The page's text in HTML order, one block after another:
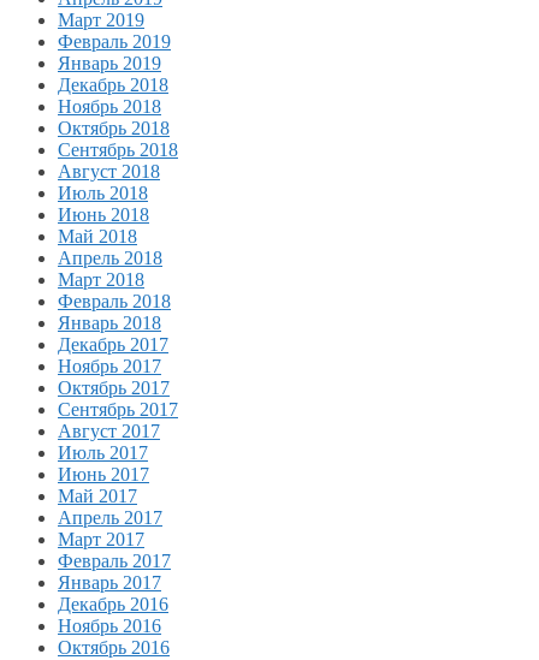
Март 2019
Февраль 2019
Январь 2019
Декабрь 2018
Ноябрь 2018
Октябрь 2018
Сентябрь 2018
Август 2018
Июль 2018
Июнь 2018
Май 2018
Апрель 2018
Март 2018
Февраль 2018
Январь 2018
Декабрь 2017
Ноябрь 2017
Октябрь 2017
Сентябрь 2017
Август 2017
Июль 2017
Июнь 2017
Май 2017
Апрель 2017
Март 2017
Февраль 2017
Январь 2017
Декабрь 2016
Ноябрь 2016
Октябрь 2016